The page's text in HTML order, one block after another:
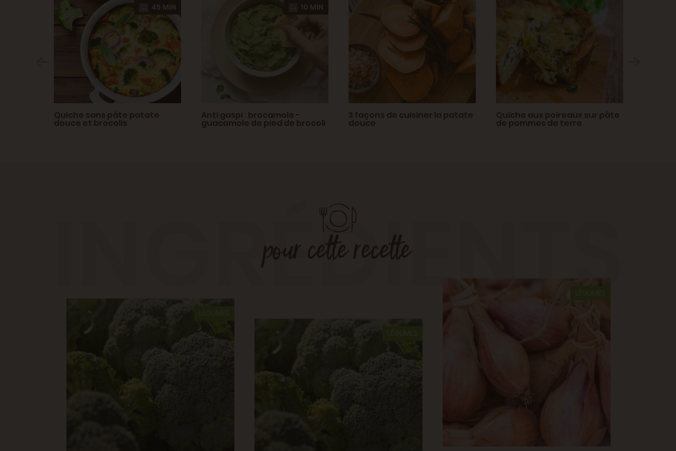
45 MIN
Quiche sans pâte patate
douce et brocolis
10 MIN
Anti gaspi : brocamole -
guacamole de pied de brocoli
3 façons de cuisiner la patate
douce
Quiche aux poireaux sur pâte
de pommes de terre
INGRÉDIENTS
LÉGUMES
LÉGUMES
LÉGUMES